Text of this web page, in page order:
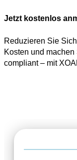
Jetzt kostenlos
Reduzieren Sie
Kosten und
compliant – mit